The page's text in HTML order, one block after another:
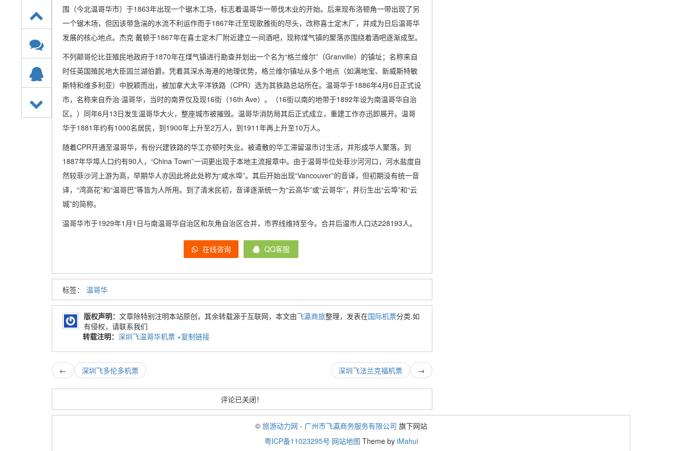
围（今北温哥华市）于1863年出现一个锯木工场，标志着温哥华一带伐木业的开始。后来现布洛顿角一带出现了另
一个锯木场，但因该带急湍的水流不利运作而于1867年迁至现歌雅街的尽头，改称喜士定木厂，并成为日后温哥华
发展的核心地点。杰克·戴顿于1867年在喜士定木厂附近建立一间酒吧，现称煤气镇的聚落亦围绕着酒吧逐渐成型。
不列颠哥伦比亚殖民地政府于1870年在煤气镇进行勘查并划出一个名为“格兰维尔”（Granville）的镇址；名称来自
时任英国殖民地大臣固兰湖伯爵。凭着其深水海港的地理优势，格兰维尔镇址从多个地点（如满地宝、新威斯特敏
斯特和维多利亚）中脱颖而出，被加拿大太平洋铁路（CPR）选为其铁路总站所在。温哥华于1886年4月6日正式设
市，名称来自乔治·温哥华，当时的南界仅及现16街（16th Ave）。（16街以南的地带于1892年设为南温哥华自治
区。）同年6月13日发生温哥华大火，整座城市被摧毁。温哥华消防局其后正式成立，重建工作亦迅即展开。温哥
华于1881年约有1000名居民，到1900年上升至2万人，到1911年再上升至10万人。
随着CPR开通至温哥华，有份兴建铁路的华工亦顿时失业。被遣散的华工滞留温市讨生活，并形成华人聚落。到
1887年华埠人口约有90人，“China Town”一词更出现于本地主流报章中。由于温哥华位处菲沙河河口，河水盐度自
然较菲沙河上游为高，早期华人亦因此将此处称为“咸水埠”。其后开始出现“Vancouver”的音译，但初期没有统一音
译，“湾高花”和“温哥巴”等皆为人所用。到了清末民初，音译逐渐统一为“云高华”或“云哥华”，并衍生出“云埠”和“云
城”的简称。
温哥华市于1929年1月1日与南温哥华自治区和灰角自治区合并，市界线维持至今。合并后温市人口达228193人。
在线咨询 QQ客服
标签： 温哥华
版权声明： 文章除特别注明本站原创，其余转载源于互联网，本文由飞瀛商旅整理，发表在国际机票分类.如
有侵权，请联系我们
转载注明： 深圳飞温哥华机票 +复制链接
← 深圳飞多伦多机票 →
深圳飞法兰克福机票
评论已关闭！
© 旅游动力网 - 广州市飞瀛商务服务有限公司 旗下网站
粤ICP备11023295号 网站地图 Theme by iMahui